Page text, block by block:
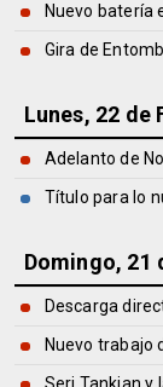
Nuevo batería
Gira de
Lunes, 22 de
Adelanto de
Título para lo
Domingo, 21
Descarga
Nuevo trabajo